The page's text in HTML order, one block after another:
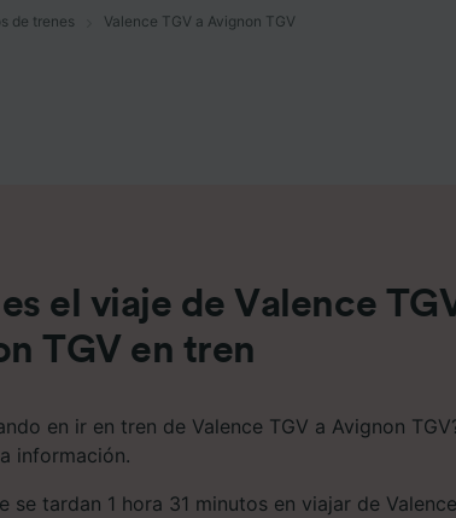
de trenes Valence TGV a Avignon TGV
el viaje de Valence
TGV en tren
en ir en tren de Valence TGV a Avignon
información.
se tardan 1 hora 31 minutos en viajar de
Lista de asociados